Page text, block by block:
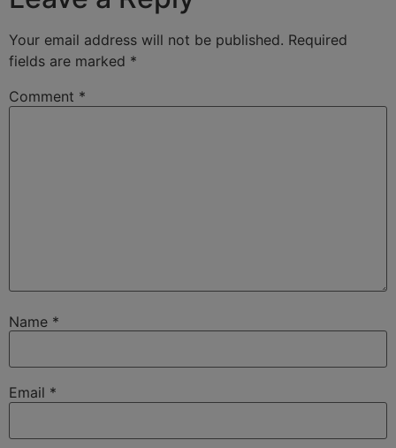
Your email address will not be published. Required
fields are marked *
Comment *
Name *
Email *